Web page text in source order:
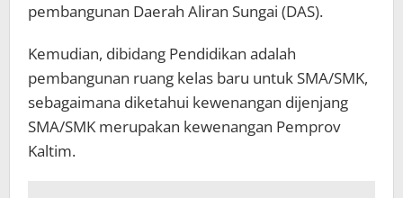
pembangunan Daerah Aliran Sungai (DAS).
Kemudian, dibidang Pendidikan adalah
pembangunan ruang kelas baru untuk SMA/SMK,
sebagaimana diketahui kewenangan dijenjang
SMA/SMK merupakan kewenangan Pemprov
Kaltim.